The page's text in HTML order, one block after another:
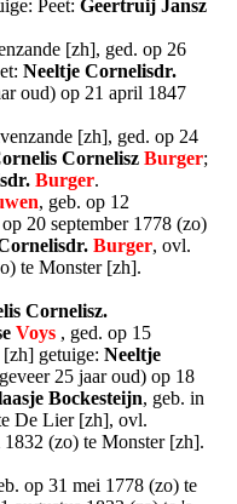
Peet:Geertruij Jansz
[zh], ged. op 26
Neeltje Cornelisdr.
op 21 april 1847
[zh], ged. op 24
CorneliszBurger;
Burger.
, geb. op 12
20 september 1778 (zo)
Burger, ovl.
te Monster [zh].
Cornelisz.
Voys , ged. op 15
[zh] getuige:Neeltje
25 jaar oud) op 18
Bockesteijn, geb. in
De Lier [zh], ovl.
(zo) te Monster [zh].
op 31 mei 1778 (zo) te